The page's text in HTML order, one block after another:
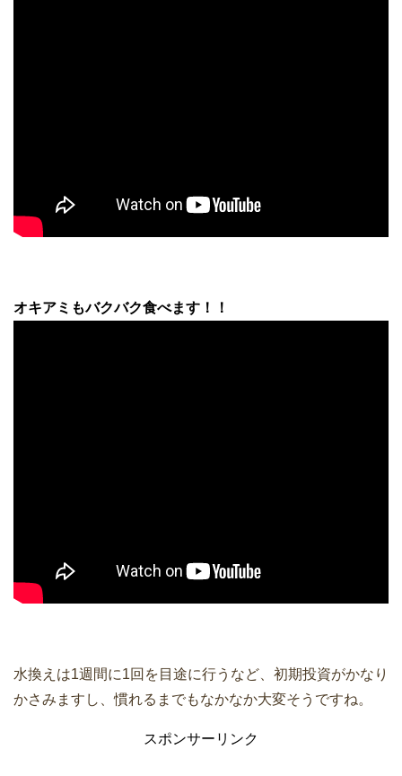
オキアミもバクバク食べます！！
水換えは1週間に1回を目途に行うなど、初期投資がかなり
かさみますし、慣れるまでもなかなか大変そうですね。
スポンサーリンク